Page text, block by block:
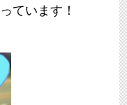
ています！